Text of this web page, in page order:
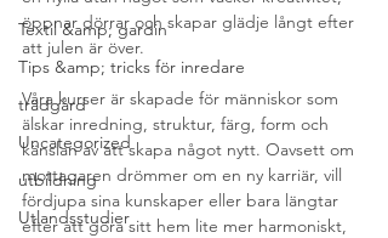
Textil &amp; gardin
Tips &amp; tricks för inredare
trädgård
Uncategorized
utbildning
Utlandsstudier
öppnar dörrar och skapar glädje långt efter
att julen är över.
Våra kurser är skapade för människor som
älskar inredning, struktur, färg, form och
känslan av att skapa något nytt. Oavsett om
mottagaren drömmer om en ny karriär, vill
fördjupa sina kunskaper eller bara längtar
efter att göra sitt hem lite mer harmoniskt,